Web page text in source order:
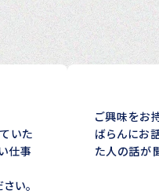
いた
仕事
い。
ご興味をお
ばらんにお
た人の話が